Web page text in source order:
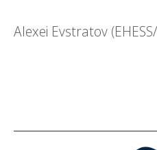
Alexei Evstratov